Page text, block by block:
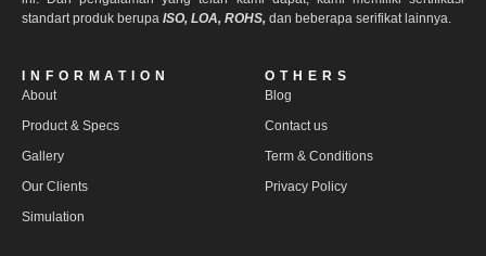
standart produk berupa ISO, LOA, ROHS, dan beberapa serifikat lainnya.
INFORMATION
About
Product & Specs
Gallery
Our Clients
Simulation
OTHERS
Blog
Contact us
Term & Conditions
Privacy Policy